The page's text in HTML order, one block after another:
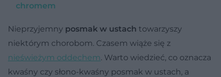
chromem
Nieprzyjemny posmak w ustach towarzyszy
niektórym chorobom. Czasem wiąże się z
nieświeżym oddechem. Warto wiedzieć, co oznacza
kwaśny czy słono-kwaśny posmak w ustach, a